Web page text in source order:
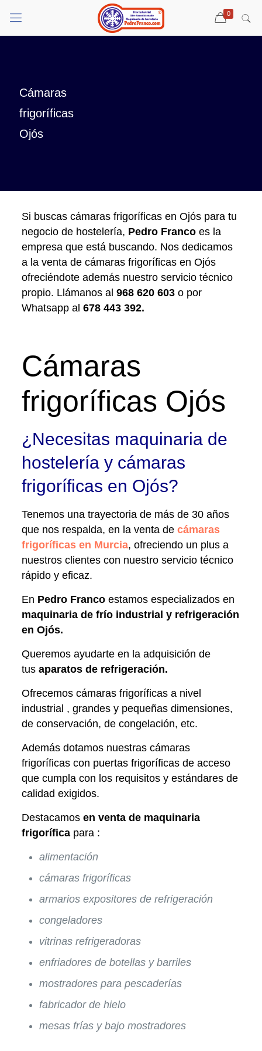
0
Cámaras
frigoríficas
Ojós
Si buscas cámaras frigoríficas en Ojós para tu
negocio de hostelería, Pedro Francoes la
empresa que está buscando. Nos dedicamos
a la venta de cámaras frigoríficas en Ojós
ofreciéndote además nuestro servicio técnico
propio. Llámanos al 968 620 603o por
Whatsapp al 678 443 392.
Cámaras
frigoríficas Ojós
¿Necesitas maquinaria de
hostelería y cámaras
frigoríficas en Ojós?
Tenemos una trayectoria de más de 30 años
que nos respalda, en la venta de cámaras
frigoríficas en Murcia, ofreciendo un plus a
nuestros clientes con nuestro servicio técnico
rápido y eficaz.
En Pedro Francoestamos especializados en
maquinaria de frío industrial y refrigeración
en Ojós.
Queremos ayudarte en la adquisición de
tusaparatos de refrigeración.
Ofrecemos cámaras frigoríficas a nivel
industrial , grandes y pequeñas dimensiones,
de conservación, de congelación, etc.
Además dotamos nuestras cámaras
frigoríficas con puertas frigoríficas de acceso
que cumpla con los requisitos y estándares de
calidad exigidos.
Destacamos en venta de maquinaria
frigoríficapara :
alimentación
cámaras frigoríficas
armarios expositores de refrigeración
congeladores
vitrinas refrigeradoras
enfriadores de botellas y barriles
mostradores para pescaderías
fabricador de hielo
mesas frías y bajo mostradores